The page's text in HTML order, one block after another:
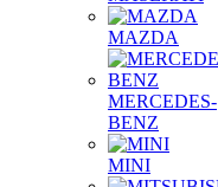
MAZDA
MERCEDES-
BENZ
MINI